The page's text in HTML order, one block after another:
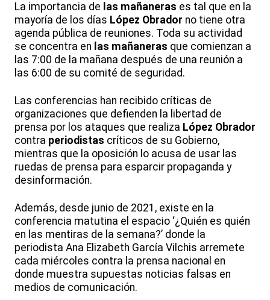
La importancia de las mañaneras es tal que en la
mayoría de los días López Obrador no tiene otra
agenda pública de reuniones. Toda su actividad
se concentra en las mañaneras que comienzan a
las 7:00 de la mañana después de una reunión a
las 6:00 de su comité de seguridad.
Las conferencias han recibido críticas de
organizaciones que defienden la libertad de
prensa por los ataques que realiza López Obrador
contra periodistas críticos de su Gobierno,
mientras que la oposición lo acusa de usar las
ruedas de prensa para esparcir propaganda y
desinformación.
Además, desde junio de 2021, existe en la
conferencia matutina el espacio ‘¿Quién es quién
en las mentiras de la semana?’ donde la
periodista Ana Elizabeth García Vilchis arremete
cada miércoles contra la prensa nacional en
donde muestra supuestas noticias falsas en
medios de comunicación.